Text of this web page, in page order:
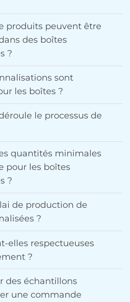
produits peuvent être
des boîtes
?
sont
les boîtes ?
le processus de
quantités minimales
pour les boîtes
?
de production de
?
elles respectueuses
?
des échantillons
une commande